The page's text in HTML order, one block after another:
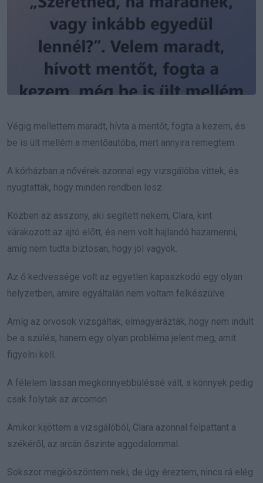
Végig mellettem maradt, hívta a mentőt, fogta a kezem, és
be is ült mellém a mentőautóba, mert annyira remegtem.
A kórházban a nővérek azonnal egy vizsgálóba vittek, és
nyugtattak, hogy minden rendben lesz.
Közben az asszony, aki segített nekem, Clara, kint
várakozott az ajtó előtt, és nem volt hajlandó hazamenni,
amíg nem tudta biztosan, hogy jól vagyok.
Az ő kedvessége volt az egyetlen kapaszkodó egy olyan
helyzetben, amire egyáltalán nem voltam felkészülve.
Amíg az orvosok vizsgáltak, elmagyarázták, hogy nem indult
be a szülés, hanem egy olyan probléma jelent meg, amit
figyelni kell.
A félelem lassan megkönnyebbüléssé vált, a könnyek pedig
csak folytak az arcomon.
Amikor kijöttem a vizsgálóból, Clara azonnal felpattant a
székéről, az arcán őszinte aggodalommal.
Sokszor megköszöntem neki, de úgy éreztem, nincs rá elég